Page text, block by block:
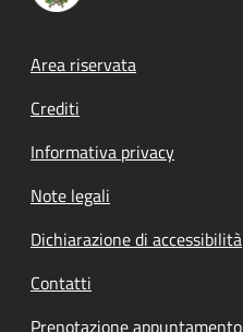
Footer menu
Area riservata
Crediti
Informativa privacy
Note legali
Dichiarazione di accessibilità
Contatti
Prenotazione appuntamento